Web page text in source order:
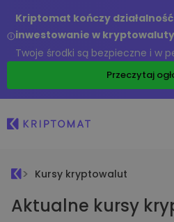
Kriptomat kończy
inwestowanie w
Twoje środki są bezpieczne i w
Przeczytaj
Kursy kryptowalut
Aktualne kursy